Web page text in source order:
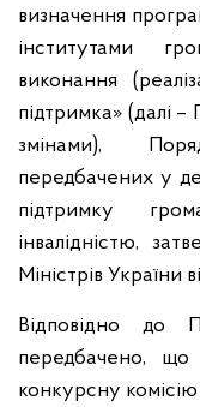
визначення
інститутами
виконання
підтримка» (далі
змінами),
передбачених у
підтримку
інвалідністю,
Міністрів України
Відповідно до
передбачено, що
конкурсну комісію